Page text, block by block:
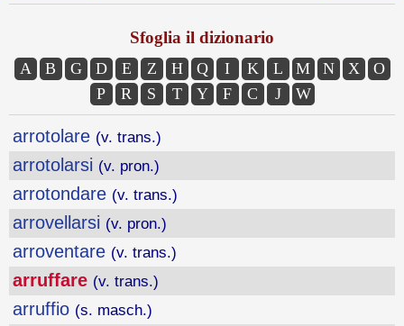
Sfoglia il dizionario
A B G D E Z H Q I K L M N X
O
P
R S T Y F C J W
arrotolare (v. trans.)
arrotolarsi (v. pron.)
arrotondare (v. trans.)
arrovellarsi (v. pron.)
arroventare (v. trans.)
arruffare (v. trans.)
arruffio (s. masch.)